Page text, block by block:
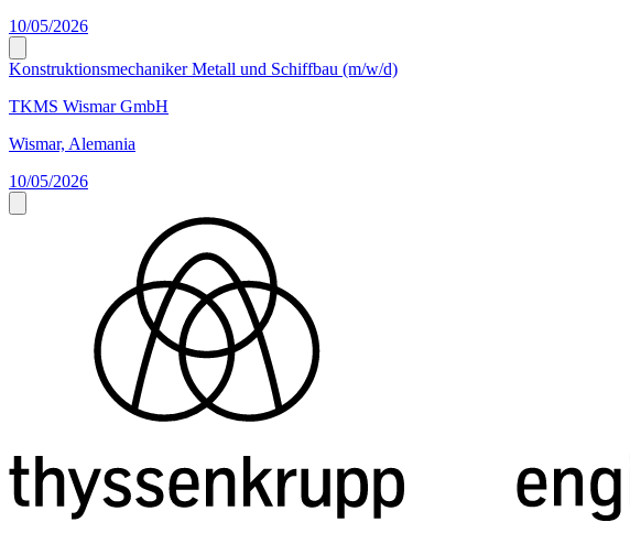
10/05/2026
Konstruktionsmechaniker Metall und Schiffbau (m/w/d)
TKMS Wismar GmbH
Wismar, Alemania
10/05/2026